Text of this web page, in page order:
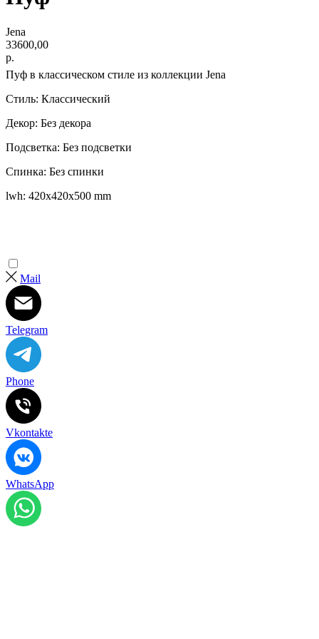
Jena
33600,00
р.
Пуф в классическом стиле из коллекции Jena
Стиль: Классический
Декор: Без декора
Подсветка: Без подсветки
Спинка: Без спинки
lwh: 420x420x500 mm
Mail
Telegram
Phone
Vkontakte
WhatsApp